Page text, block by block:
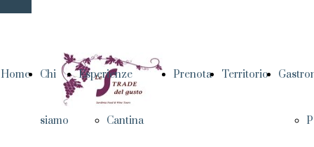
Home Chi
siamo
Esperienze
Cantina
Prenota Territorio